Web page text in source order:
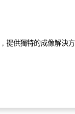
提供獨特的成像解決